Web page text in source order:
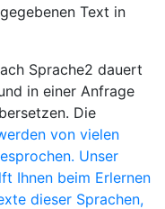
Text in
Sprache2 dauert
in einer Anfrage
Die
von vielen
Unser
Ihnen beim Erlernen
dieser Sprachen,